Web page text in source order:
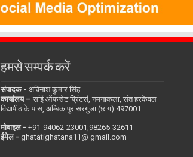
हमसे सम्पर्क करें
संपादक -अविनाश कुमार सिंह
कार्यालय –सांई ऑफसेट प्रिंटर्स, नमनाकला, संत हरकेवल
विद्यापीठ के पास, अम्बिकापुर सरगुजा (छ.ग) 497001.
मोबाइल - ‪+91-94062-23001‬,98265-32611
ईमेल -ghatatighatana11@ gmail.com